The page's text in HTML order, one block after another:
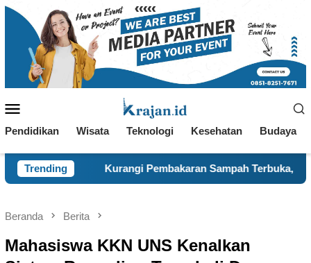
Loncat
Mobile
Pendidikan Wisata Teknologi Kesehatan Budaya
Trending
Pembakaran Sampah Terbuka, KKN 120 dan Warga
Beranda Berita
Mahasiswa KKN UNS Kenalkan